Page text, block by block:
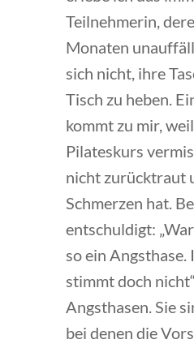
Teilnehmerin,
Monaten
sich nicht, ihre
Tisch zu heben.
kommt zu mir,
Pilateskurs
nicht zurücktraut
Schmerzen hat.
entschuldigt:
so ein Angsthase.
stimmt doch
Angsthasen. Sie
bei denen die